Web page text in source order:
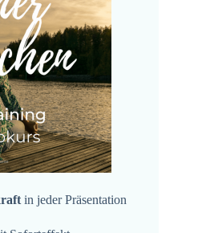
in jeder Präsentation